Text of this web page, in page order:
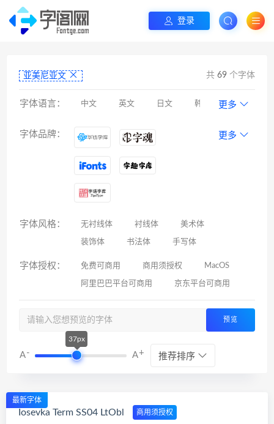
登录
亚美尼亚文 共 69 个字体
字体语言： 中文 英文 日文 韩文
罗马尼亚文 彝文
更多
字体品牌： 更多
字体风格： 无衬线体 衬线体 美术体
装饰体 书法体 手写体
字体授权： 免费可商用 商用须授权 MacOS
阿里巴巴平台可商用 京东平台可商用
预览
A-
37px
A+ 推荐排序
最新字体
Iosevka Term SS04 LtObl 商用须授权